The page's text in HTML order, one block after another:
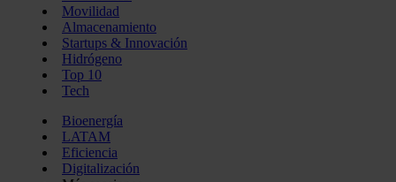
Movilidad
Almacenamiento
Startups & Innovación
Hidrógeno
Top 10
Tech
Bioenergía
LATAM
Eficiencia
Digitalización